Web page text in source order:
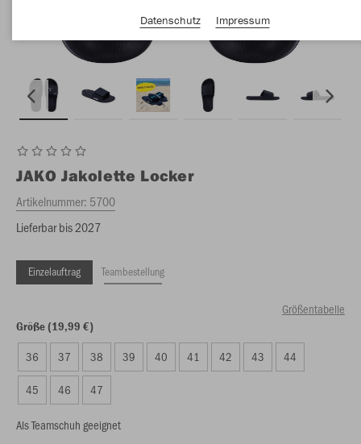
JAKO Jakolette Locker
Artikelnummer: 5700
Lieferbar bis 2027
Einzelauftrag Teambestellung
Größentabelle
Größe (19,99 €)
36 37 38 39 40 41 42 43 44
45 46 47
Als Teamschuh geeignet
Datenschutz
Impressum